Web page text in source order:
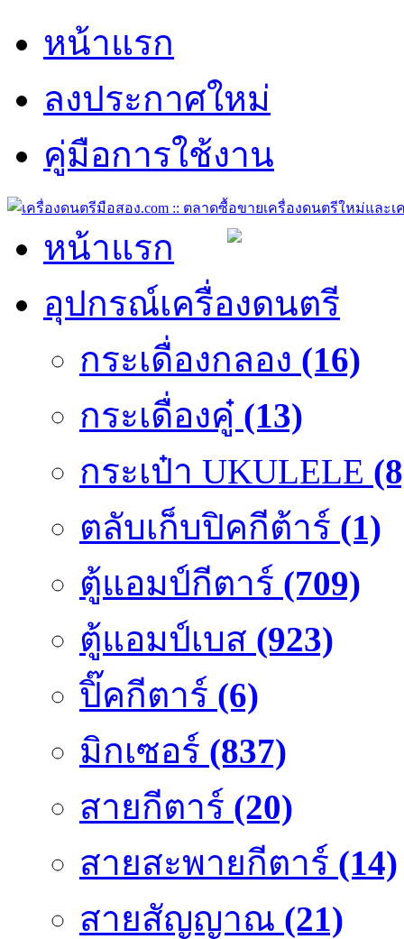
หน้าแรก
ลงประกาศใหม่
คู่มือการใช้งาน
หน้าแรก
อุปกรณ์เครื่องดนตรี
กระเดื่องกลอง (16)
กระเดื่องคู๋ (13)
กระเป๋า UKULELE
ตลับเก็บปิคกีต้าร์ (1)
ตู้แอมป์กีตาร์ (709)
ตู้แอมป์เบส (923)
ปิ๊คกีตาร์ (6)
มิกเซอร์ (837)
สายกีตาร์ (20)
สายสะพายกีตาร์ (14)
สายสัญญาณ (21)